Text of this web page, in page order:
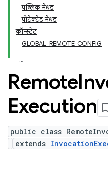
पब्लिक मेथड
प्रोटेक्टेड मेथड
कॉन्स्टेंट
GLOBAL_REMOTE_CONFIG
Remote
Execution
public class
extends